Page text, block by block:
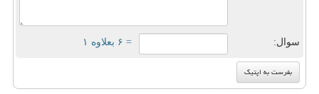
سوال: = ۶ بعلاوه ۱